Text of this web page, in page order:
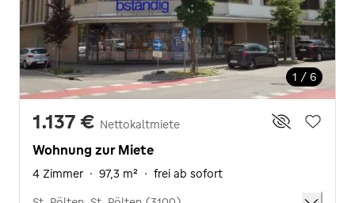
1 / 6
1.137 € Nettokaltmiete
Wohnung zur Miete
4 Zimmer · 97,3 m² · frei ab sofort